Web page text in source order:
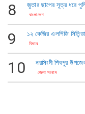
8 জুতার ছাপের সূত্র ধরে
বাংলাদেশ
9 ১২ কেজির এলপিজি
ফিচার
10 নরসিংদী শিবপুর
জেলা সংবাদ